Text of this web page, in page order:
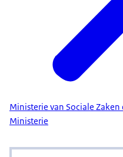
Ministerie van Sociale
Ministerie